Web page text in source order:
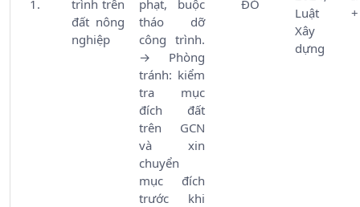
trình trên
đất nông
nghiệp
phạt, buộc
tháo dỡ
công trình.
→ Phòng
tránh: kiểm
tra mục
đích đất
trên GCN
và xin
chuyển
mục đích
trước khi
ĐỎ
Luật
Xây
dựng